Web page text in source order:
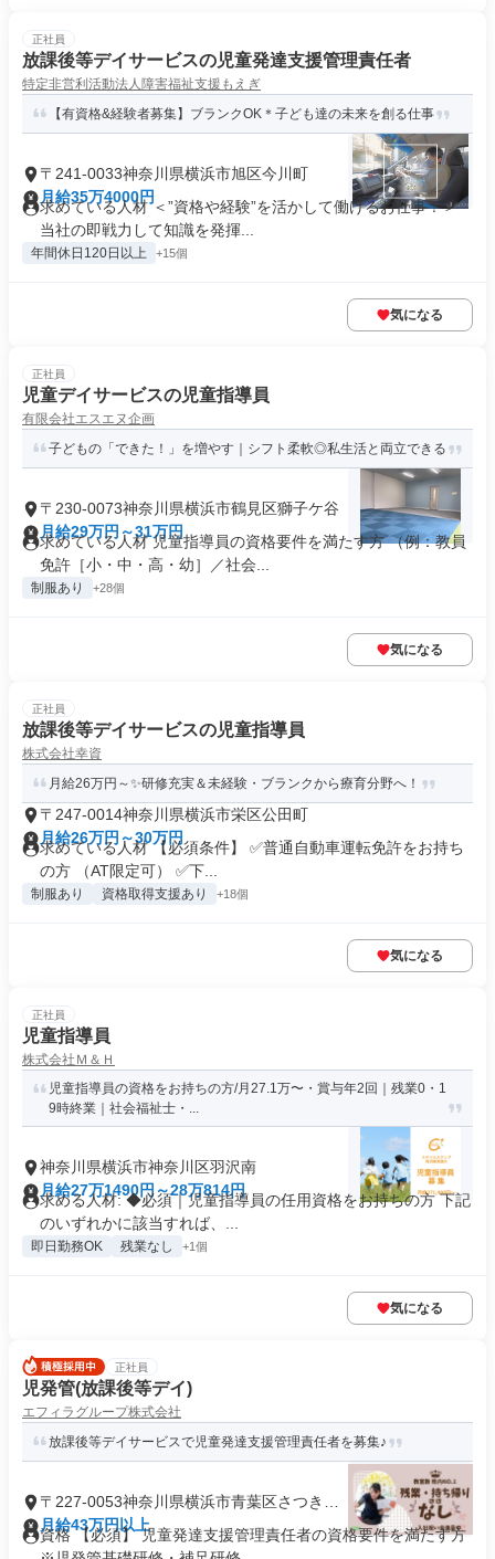
正社員
放課後等デイサービスの児童発達支援管理責任者
特定非営利活動法人障害福祉支援もえぎ
【有資格&経験者募集】ブランクOK＊子ども達の未来を創る仕事
〒241-0033神奈川県横浜市旭区今川町
月給35万4000円
求めている人材 ＜”資格や経験”を活かして働けるお仕事！＞
当社の即戦力して知識を発揮...
年間休日120日以上 +15個
気になる
正社員
児童デイサービスの児童指導員
有限会社エスエヌ企画
子どもの「できた！」を増やす｜シフト柔軟◎私生活と両立できる
〒230-0073神奈川県横浜市鶴見区獅子ケ谷
月給29万円～31万円
求めている人材 児童指導員の資格要件を満たす方 （例：教員
免許［小・中・高・幼］／社会...
制服あり +28個
気になる
正社員
放課後等デイサービスの児童指導員
株式会社幸資
月給26万円～✨研修充実＆未経験・ブランクから療育分野へ！
〒247-0014神奈川県横浜市栄区公田町
月給26万円～30万円
求めている人材 【必須条件】 ✅普通自動車運転免許をお持ち
の方 （AT限定可） ✅下...
制服あり 資格取得支援あり +18個
気になる
正社員
児童指導員
株式会社Ｍ＆Ｈ
児童指導員の資格をお持ちの方/月27.1万〜・賞与年2回｜残業0・1
9時終業｜社会福祉士・...
神奈川県横浜市神奈川区羽沢南
月給27万1490円～28万814円
求める人材: ◆必須｜児童指導員の任用資格をお持ちの方 下記
のいずれかに該当すれば、...
即日勤務OK 残業なし +1個
気になる
正社員
児発管(放課後等デイ)
エフィラグループ株式会社
放課後等デイサービスで児童発達支援管理責任者を募集♪
〒227-0053神奈川県横浜市青葉区さつきが
丘
月給43万円以上
資格 【必須】 児童発達支援管理責任者の資格要件を満たす方